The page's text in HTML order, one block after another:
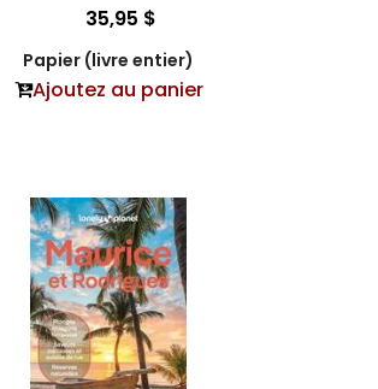
35,95 $
Papier (livre entier)
Ajoutez au panier